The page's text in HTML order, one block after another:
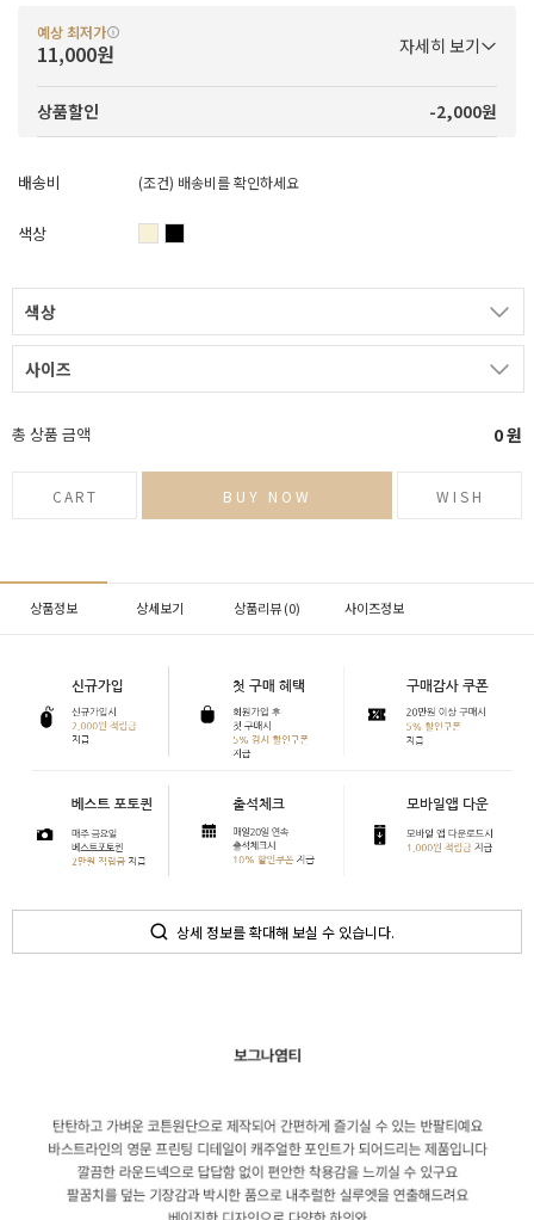
예상 최저가
11,000원 자세히 보기
상품할인 -2,000원
배송비 (조건) 배송비를 확인하세요
색상
색상
사이즈
총 상품 금액 0원
CART BUY NOW WISH
상품정보 상세보기 상품리뷰 (0) 사이즈정보
상세 정보를 확대해 보실 수 있습니다.